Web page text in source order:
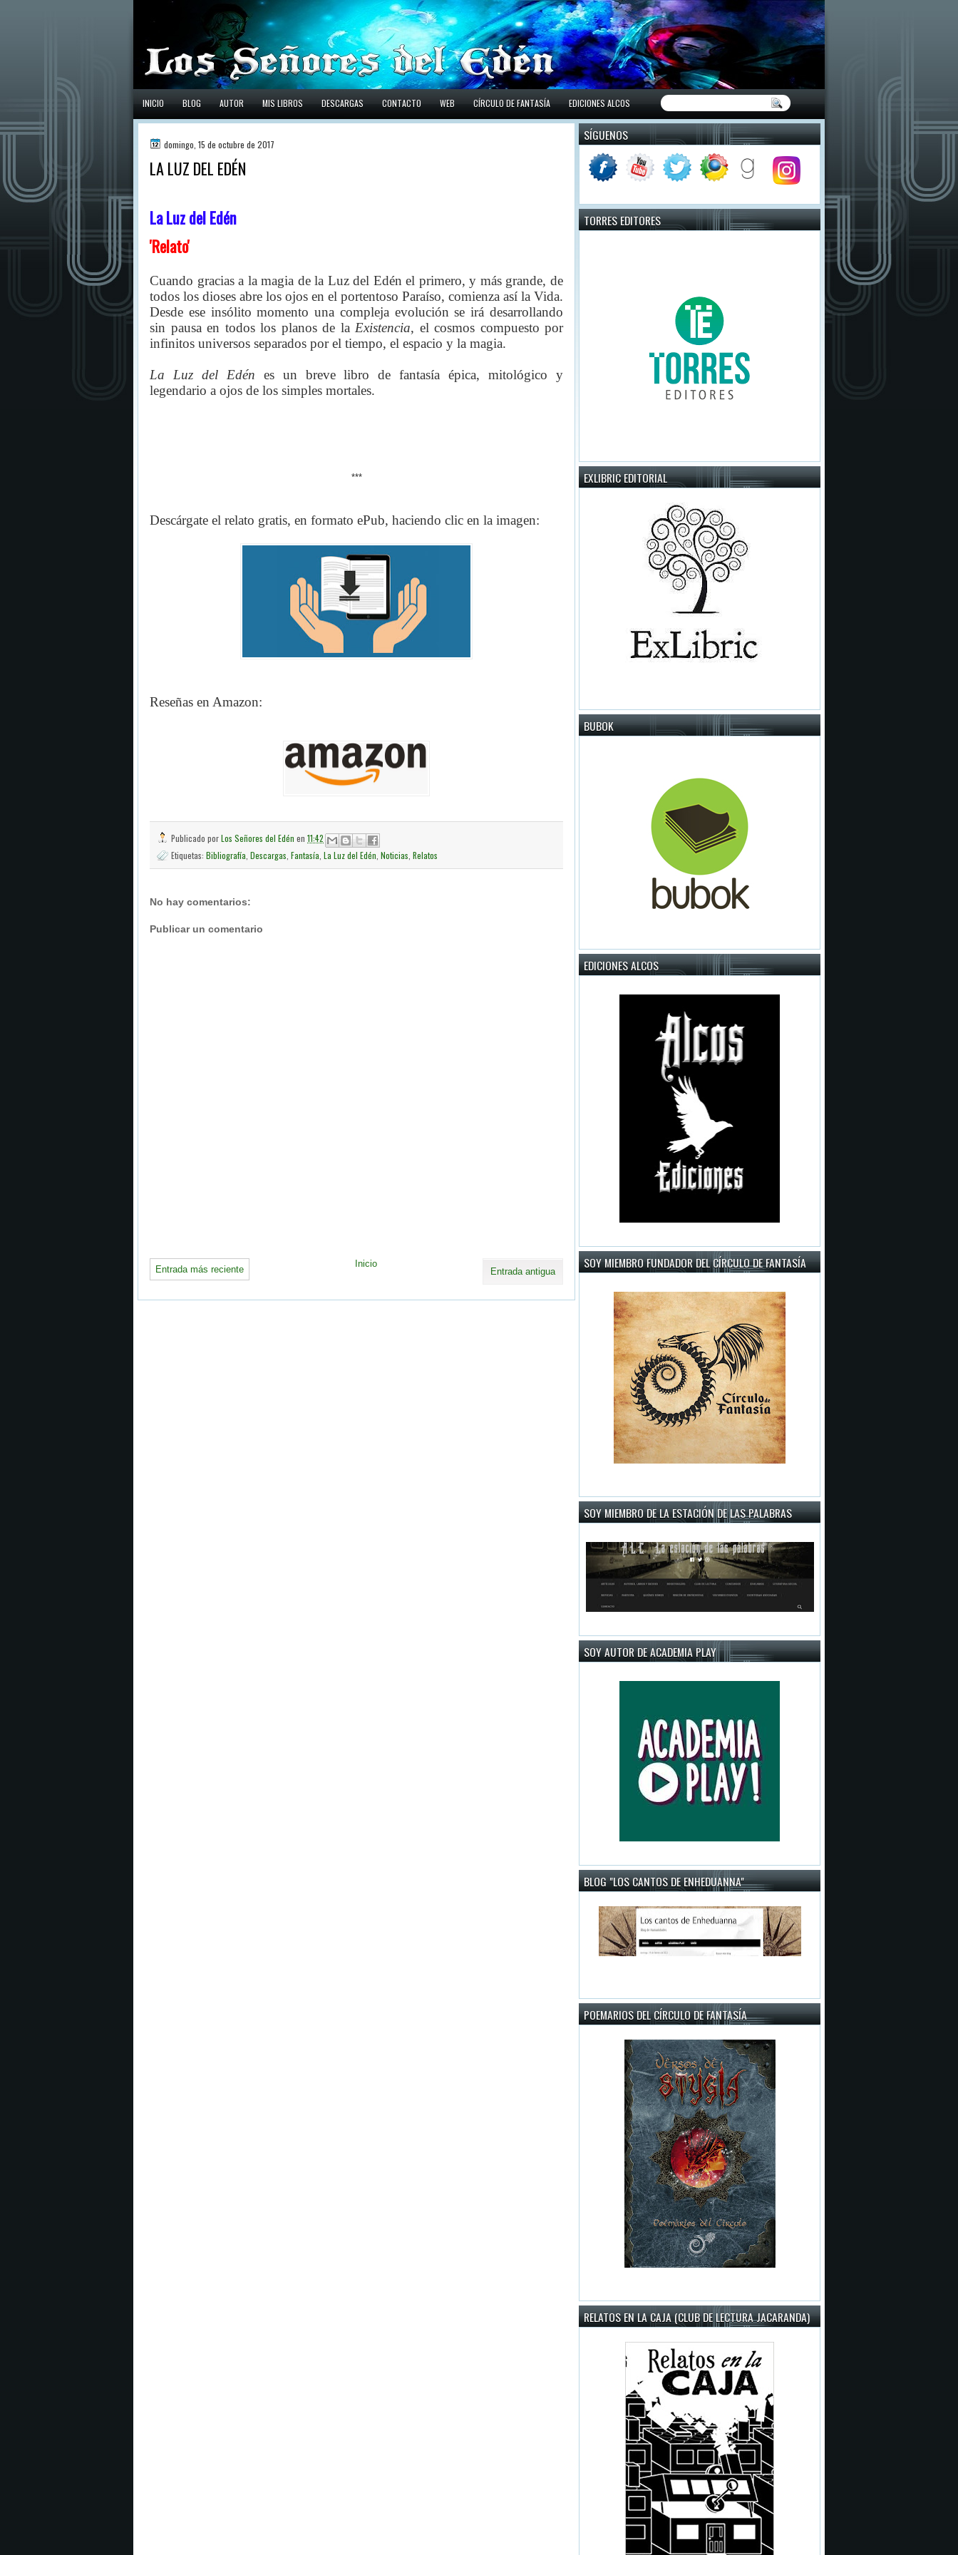
INICIO BLOG AUTOR MIS LIBROS DESCARGAS CONTACTO WEB CÍRCULO DE FANTASÍA EDICIONES ALCOS
domingo, 15 de octubre de 2017
LA LUZ DEL EDÉN
La Luz del Edén
'Relato'
Cuando gracias a la magia de la Luz del Edén el primero, y más grande, de
todos los dioses abre los ojos en el portentoso Paraíso, comienza así la Vida.
Desde ese insólito momento una compleja evolución se irá desarrollando
sin pausa en todos los planos de la Existencia, el cosmos compuesto por
infinitos universos separados por el tiempo, el espacio y la magia.
La Luz del Edén es un breve libro de fantasía épica, mitológico y
legendario a ojos de los simples mortales.
***
Descárgate el relato gratis, en formato ePub, haciendo clic en la imagen:
Reseñas en Amazon:
Publicado porLos Señores del Edén en 11:42
Etiquetas: Bibliografía Descargas Fantasía La Luz del Edén Noticias Relatos
No hay comentarios:
Publicar un comentario
Entrada más reciente Entrada antigua
Inicio
SÍGUENOS
TORRES EDITORES
EXLIBRIC EDITORIAL
BUBOK
EDICIONES ALCOS
SOY MIEMBRO FUNDADOR DEL CÍRCULO DE FANTASÍA
SOY MIEMBRO DE LA ESTACIÓN DE LAS PALABRAS
SOY AUTOR DE ACADEMIA PLAY
BLOG "LOS CANTOS DE ENHEDUANNA"
POEMARIOS DEL CÍRCULO DE FANTASÍA
RELATOS EN LA CAJA (CLUB DE LECTURA JACARANDA)